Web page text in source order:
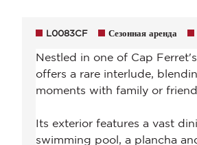
L0083CF Сезонная аренда